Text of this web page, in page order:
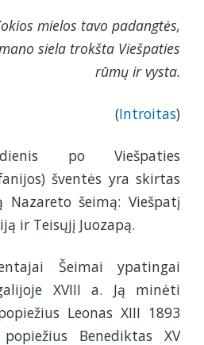
mielos tavo padangtės,
siela trokšta Viešpaties
rūmų ir vysta.
(Introitas)
po Viešpaties
šventės yra skirtas
Nazareto šeimą: Viešpatį
ir Teisųjį Juozapą.
Šeimai ypatingai
XVIII a. Ją minėti
Leonas XIII 1893
Benediktas XV